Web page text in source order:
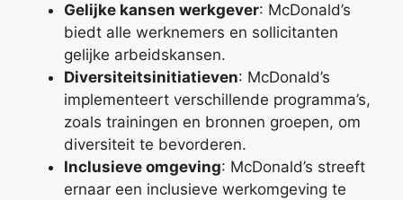
Gelijke kansen werkgever: McDonald’s
biedt alle werknemers en sollicitanten
gelijke arbeidskansen.
Diversiteitsinitiatieven: McDonald’s
implementeert verschillende programma’s,
zoals trainingen en bronnen groepen, om
diversiteit te bevorderen.
Inclusieve omgeving: McDonald’s streeft
ernaar een inclusieve werkomgeving te